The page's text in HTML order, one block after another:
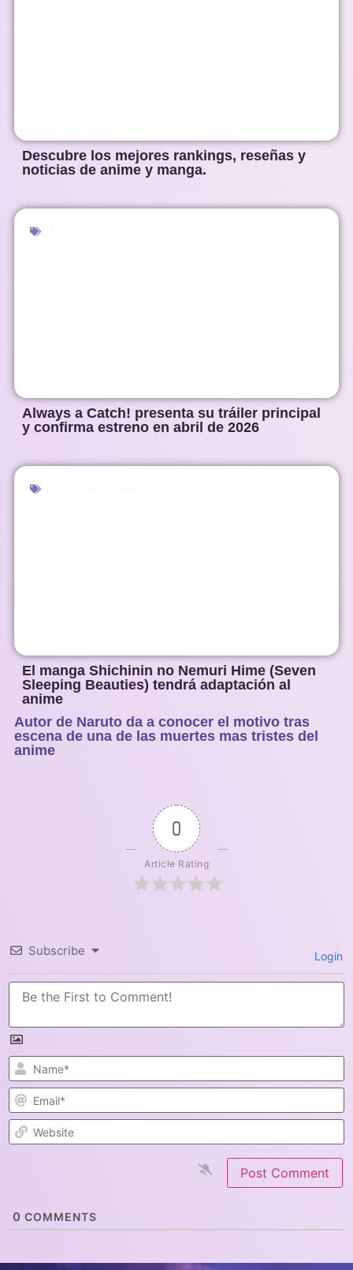
Descubre los mejores rankings, reseñas y
noticias de anime y manga.
Always a Catch! presenta su tráiler principal
y confirma estreno en abril de 2026
El manga Shichinin no Nemuri Hime (Seven
Sleeping Beauties) tendrá adaptación al
anime
Autor de Naruto da a conocer el motivo tras
escena de una de las muertes mas tristes del
anime
0
Article Rating
Subscribe Login
0 COMMENTS